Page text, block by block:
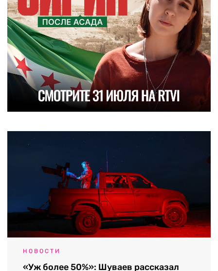
НОВОСТИ
«Уж более 50%»: Шуваев рассказал